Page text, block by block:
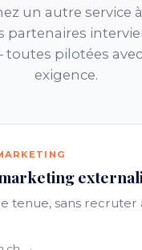
un autre service
partenaires
toutes pilotées
exigence.
tenue, sans recruter